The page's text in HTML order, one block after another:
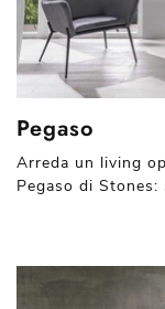
Pegaso
Arreda un living
Pegaso di